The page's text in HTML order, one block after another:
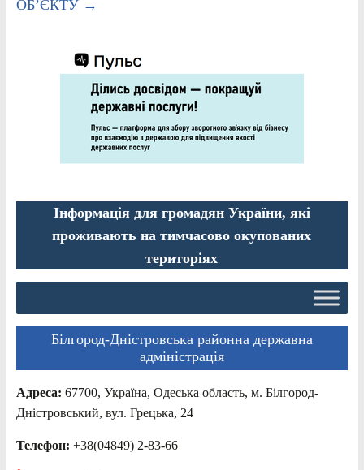
ОБ’ЄКТУ →
Інформація для громадян України, які
проживають на тимчасово окупованих
територіях
Білгород-Дністровська районна державна
адміністрація
Адреса: 67700, Україна, Одеська область, м. Білгород-
Дністровський, вул. Грецька, 24
Телефон: +38(04849) 2-83-66